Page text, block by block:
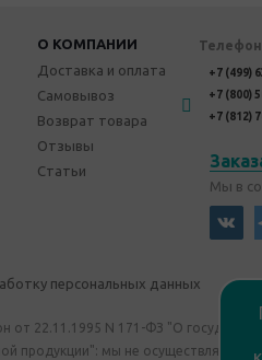
О КОМПАНИИ
Доставка и оплата
Самовывоз
Возврат товара
Отзывы
Статьи
+7 (499)
+7 (800)
+7 (812)
Мы в
персональных данных
от 22.11.1995 N 171-ФЗ "О
продукции": мы не осуществляем